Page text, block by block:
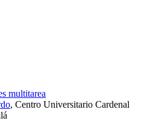
multitarea
, Centro Universitario Cardenal